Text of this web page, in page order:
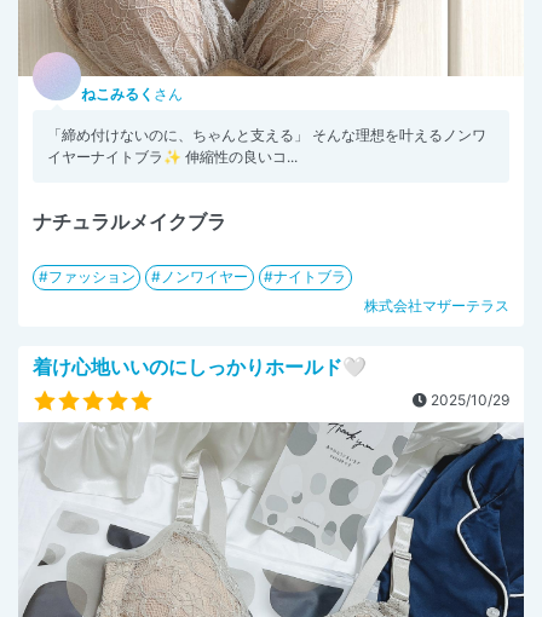
ねこみるく さん
「締め付けないのに、ちゃんと支える」 そんな理想を叶えるノンワ
イヤーナイトブラ✨ 伸縮性の良いコ...
ナチュラルメイクブラ
ファッション ノンワイヤー
ナイトブラ
株式会社マザーテラス
着け心地いいのにしっかりホールド🤍
2025/10/29